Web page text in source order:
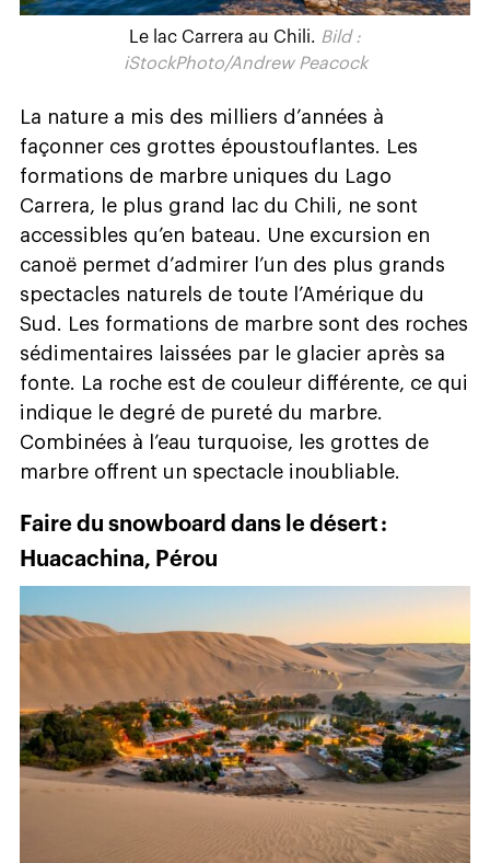
Le lac Carrera au Chili. Bild :
iStockPhoto/Andrew Peacock
La nature a mis des milliers d’années à
façonner ces grottes époustouflantes. Les
formations de marbre uniques du Lago
Carrera, le plus grand lac du Chili, ne sont
accessibles qu’en bateau. Une excursion en
canoë permet d’admirer l’un des plus grands
spectacles naturels de toute l’Amérique du
Sud. Les formations de marbre sont des roches
sédimentaires laissées par le glacier après sa
fonte. La roche est de couleur différente, ce qui
indique le degré de pureté du marbre.
Combinées à l’eau turquoise, les grottes de
marbre offrent un spectacle inoubliable.
Faire du snowboard dans le désert :
Huacachina, Pérou